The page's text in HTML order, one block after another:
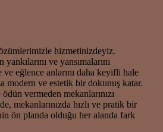
hizmetinizdeyiz.
ve yansımalarını
eğlence anlarını daha keyifli hale
modern ve estetik bir dokunuş katar.
vermeden mekanlarınızı
mekanlarınızda hızlı ve pratik bir
ön planda olduğu her alanda fark